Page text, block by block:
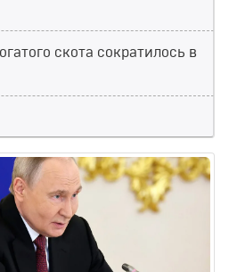
скота сократилось в